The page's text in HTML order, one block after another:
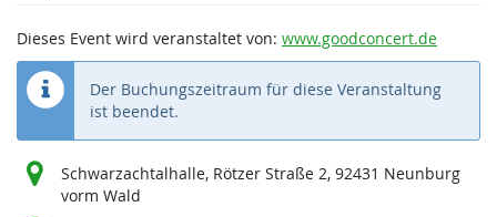
Dieses Event wird veranstaltet von: www.goodconcert.de
Der Buchungszeitraum für diese Veranstaltung
ist beendet.
Schwarzachtalhalle, Rötzer Straße 2, 92431 Neunburg
vorm Wald